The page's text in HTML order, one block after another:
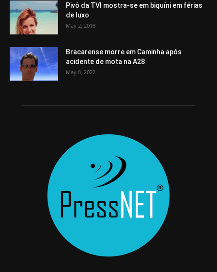
Pivô da TVI mostra-se em biquíni em férias
de luxo
May 2, 2018
Bracarense morre em Caminha após
acidente de mota na A28
May 8, 2022